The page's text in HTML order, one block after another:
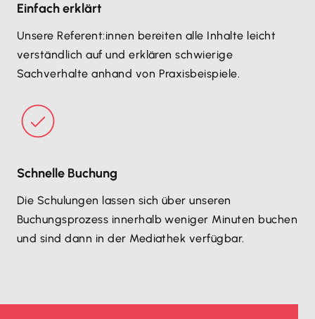
Einfach erklärt
Unsere Referent:innen bereiten alle Inhalte leicht
verständlich auf und erklären schwierige
Sachverhalte anhand von Praxisbeispiele.
Schnelle Buchung
Die Schulungen lassen sich über unseren
Buchungsprozess innerhalb weniger Minuten buchen
und sind dann in der Mediathek verfügbar.